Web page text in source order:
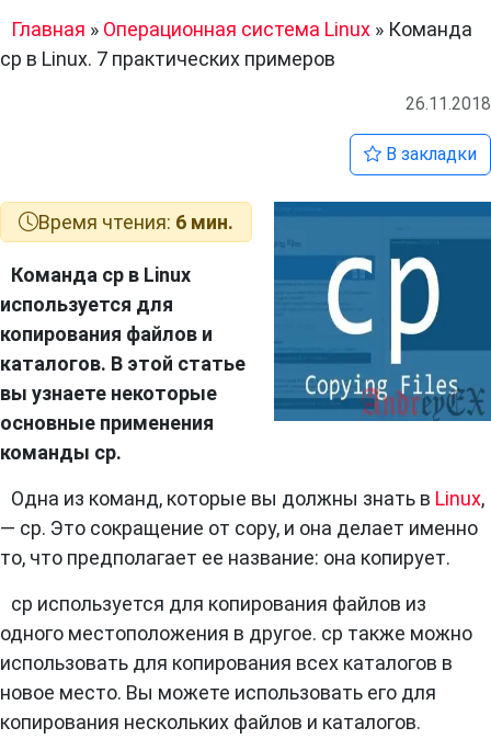
Главная » Операционная система Linux » Команда
cp в Linux. 7 практических примеров
26.11.2018
В закладки
Время чтения: 6 мин.
Команда cp в Linux
используется для
копирования файлов и
каталогов. В этой статье
вы узнаете некоторые
основные применения
команды cp.
Одна из команд, которые вы должны знать в Linux,
— cp. Это сокращение от copy, и она делает именно
то, что предполагает ее название: она копирует.
cp используется для копирования файлов из
одного местоположения в другое. cp также можно
использовать для копирования всех каталогов в
новое место. Вы можете использовать его для
копирования нескольких файлов и каталогов.